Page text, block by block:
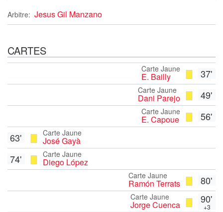
Arbitre: Jesus Gil Manzano
CARTES
37'
Carte Jaune
E. Bailly
49'
Carte Jaune
Dani Parejo
56'
Carte Jaune
E. Capoue
Carte Jaune
José Gayà
63'
Carte Jaune
Diego López
74'
80'
Carte Jaune
Ramón Terrats
90'
+3
Carte Jaune
Jorge Cuenca